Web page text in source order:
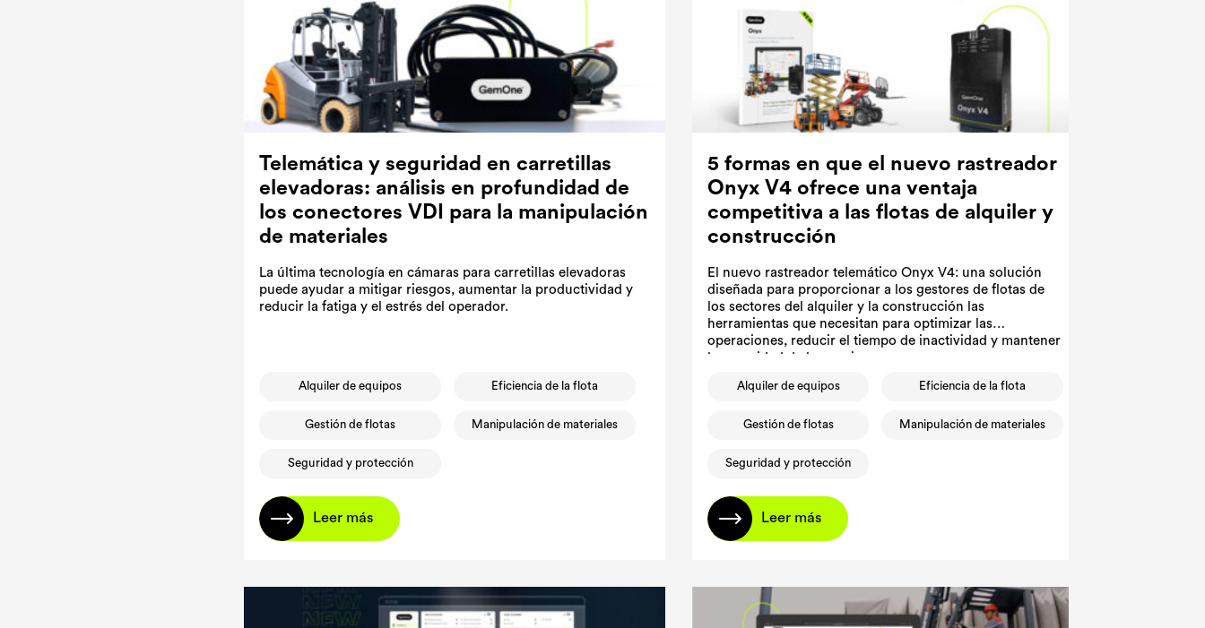
Telemática y seguridad en carretillas
elevadoras: análisis en profundidad de
los conectores VDI para la manipulación
de materiales
La última tecnología en cámaras para carretillas elevadoras
puede ayudar a mitigar riesgos, aumentar la productividad y
reducir la fatiga y el estrés del operador.
Alquiler de equipos Eficiencia de la flota
Gestión de flotas Manipulación de materiales
Seguridad y protección
Leer más
5 formas en que el nuevo rastreador
Onyx V4 ofrece una ventaja
competitiva a las flotas de alquiler y
construcción
El nuevo rastreador telemático Onyx V4: una solución
diseñada para proporcionar a los gestores de flotas de
los sectores del alquiler y la construcción las
herramientas que necesitan para optimizar las
operaciones, reducir el tiempo de inactividad y mantener
la seguridad de los equipos.
Alquiler de equipos Eficiencia de la flota
Gestión de flotas Manipulación de materiales
Seguridad y protección
Leer más